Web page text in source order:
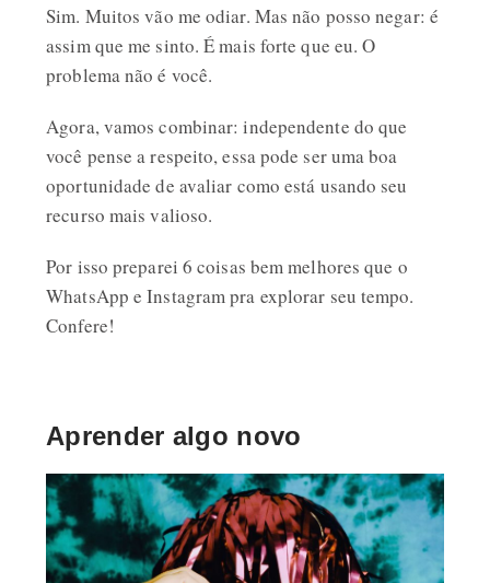
Sim. Muitos vão me odiar. Mas não posso negar: é
assim que me sinto. É mais forte que eu. O
problema não é você.
Agora, vamos combinar: independente do que
você pense a respeito, essa pode ser uma boa
oportunidade de avaliar como está usando seu
recurso mais valioso.
Por isso preparei 6 coisas bem melhores que o
WhatsApp e Instagram pra explorar seu tempo.
Confere!
Aprender algo novo